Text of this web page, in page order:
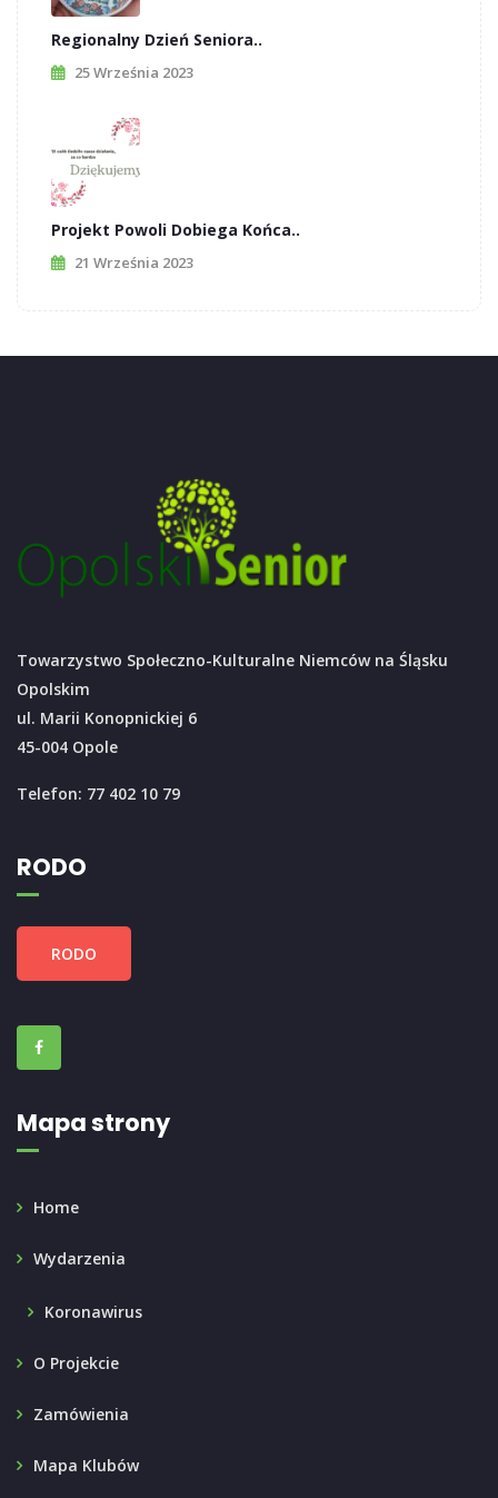
Regionalny Dzień Seniora..
25 Września 2023
Projekt Powoli Dobiega Końca..
21 Września 2023
Towarzystwo Społeczno-Kulturalne Niemców na Śląsku
Opolskim
ul. Marii Konopnickiej 6
45-004 Opole
Telefon: 77 402 10 79
RODO
RODO
Mapa strony
Home
Wydarzenia
Koronawirus
O Projekcie
Zamówienia
Mapa Klubów